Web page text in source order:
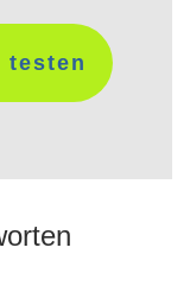
testen